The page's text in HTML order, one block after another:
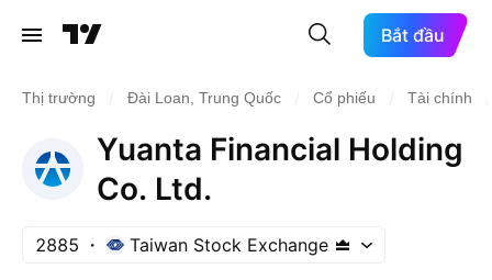
Bắt đầu
Thị trường Đài Loan, Trung Quốc Cổ phiếu Tài chính
Yuanta Financial Holding
Co. Ltd.
2885 Taiwan Stock Exchange